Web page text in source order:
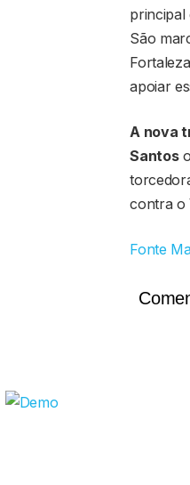
principal
São
apoiar
A nova
Santos
contra o
Fonte